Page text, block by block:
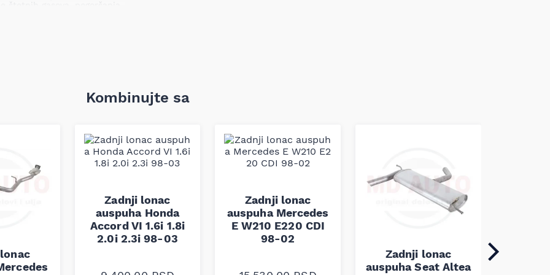
komponenti izduvnog
za navedene modele, što
broju šasije.
Kombinujte sa
Zadnji lonac
auspuha Honda
Accord VI 1.6i 1.8i
2.0i 2.3i 98-03
Zadnji lonac
auspuha Mercedes
E W210 E220 CDI
98-02
Zadnji lonac
auspuha Seat Altea